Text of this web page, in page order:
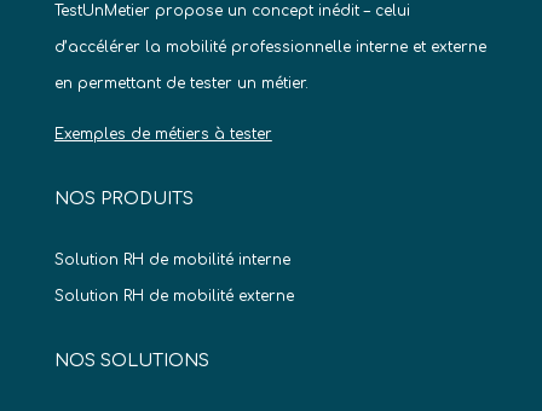
TestUnMetier propose un concept inédit – celui
d’accélérer la mobilité professionnelle interne et externe
en permettant de tester un métier.
Exemples de métiers à tester
NOS PRODUITS
Solution RH de mobilité interne
Solution RH de mobilité externe
NOS SOLUTIONS